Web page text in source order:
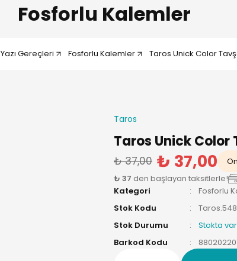
Fosforlu Kalemler
Yazı Gereçleri Fosforlu Kalemler Taros Unick Color
Taros
Taros Unick Color
₺ 37,00 ₺ 37,00
₺ 37 den başlayan taksitlerle!
Kategori
Fosforlu
Stok Kodu
Stok Durumu
Stokta var
Barkod Kodu